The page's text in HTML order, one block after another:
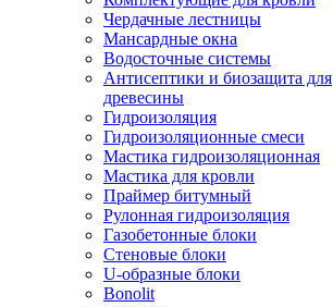
Чердачные лестницы
Мансардные окна
Водосточные системы
Антисептики и биозащита для
древесины
Гидроизоляция
Гидроизоляционные смеси
Мастика гидроизоляционная
Мастика для кровли
Праймер битумный
Рулонная гидроизоляция
Газобетонные блоки
Стеновые блоки
U-образные блоки
Bonolit